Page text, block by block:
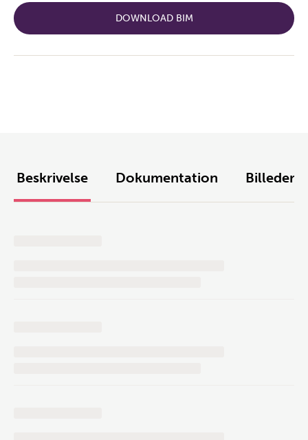
DOWNLOAD BIM
Beskrivelse Dokumentation Billeder